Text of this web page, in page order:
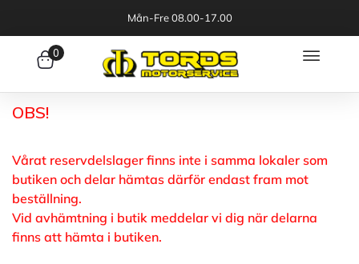
Mån-Fre 08.00-17.00
0
OBS!
Vårat reservdelslager finns inte i samma lokaler som
butiken och delar hämtas därför endast fram mot
beställning.
Vid avhämtning i butik meddelar vi dig när delarna
finns att hämta i butiken.